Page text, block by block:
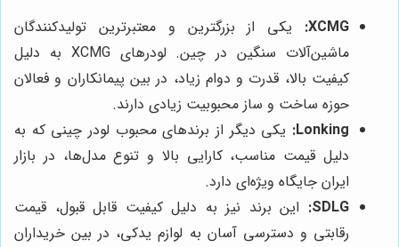
XCMG:
یکی از بزرگترین و معتبرترین تولیدکنندگان
ماشین‌آلات سنگین در چین. لودرهای XCMG به دلیل
کیفیت بالا، قدرت و دوام زیاد، در بین پیمانکاران و فعالان
حوزه ساخت و ساز محبوبیت زیادی دارند.
Lonking: یکی دیگر از برندهای محبوب لودر چینی که به
دلیل قیمت مناسب، کارایی بالا و تنوع مدل‌ها، در بازار
ایران جایگاه ویژه‌ای دارد.
SDLG:
این برند نیز به دلیل کیفیت قابل قبول، قیمت
رقابتی و دسترسی آسان به لوازم یدکی، در بین خریداران